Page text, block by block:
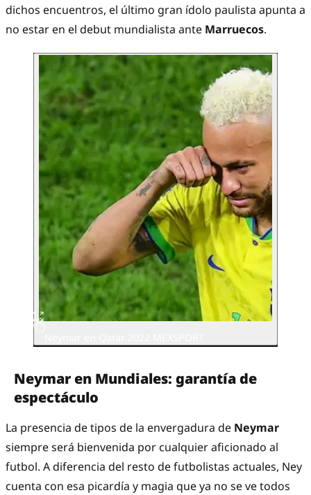
dichos encuentros, el último gran ídolo paulista apunta a
no estar en el debut mundialista ante Marruecos.
Neymar en Mundiales: garantía de
espectáculo
La presencia de tipos de la envergadura de Neymar
siempre será bienvenida por cualquier aficionado al
futbol. A diferencia del resto de futbolistas actuales, Ney
cuenta con esa picardía y magia que ya no se ve todos